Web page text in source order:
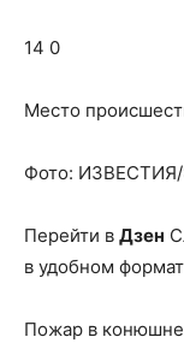
14 0
Место
Фото: ИЗВЕСТИЯ/
Перейти в Дзен
в удобном
Пожар в